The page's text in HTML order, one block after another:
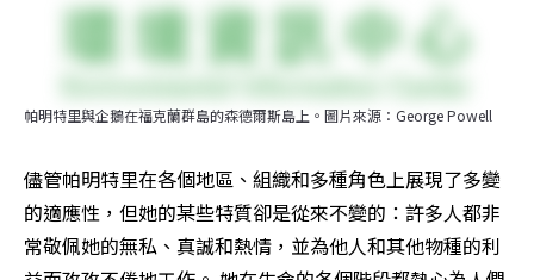
帕明特里與企鵝在福克蘭群島的森德爾斯島上。圖片來源：George Powell
儘管帕明特里在各個地區、組織和多種角色上展現了多變
的適應性，但她的某些特質卻是從來不變的：許多人都非
常敬佩她的無私、真誠和熱情，並為他人和其他物種的利